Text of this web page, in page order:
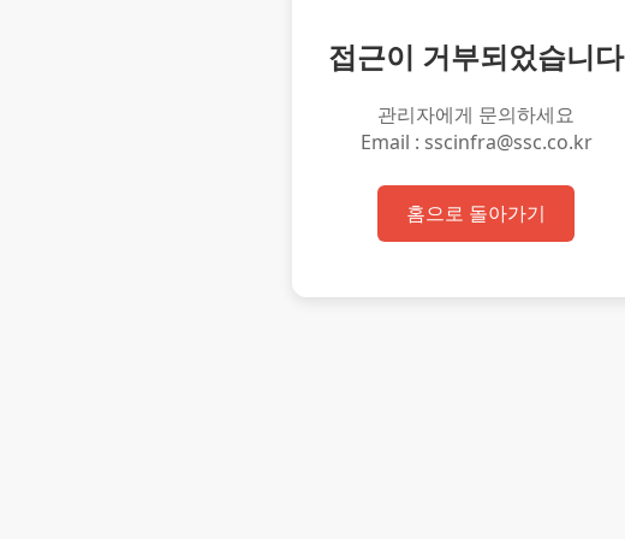
접근이 거부되었습니다
관리자에게 문의하세요
Email : sscinfra@ssc.co.kr
홈으로 돌아가기